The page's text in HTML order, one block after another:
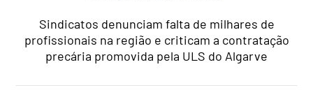
Sindicatos denunciam falta de milhares de
profissionais na região e criticam a contratação
precária promovida pela ULS do Algarve